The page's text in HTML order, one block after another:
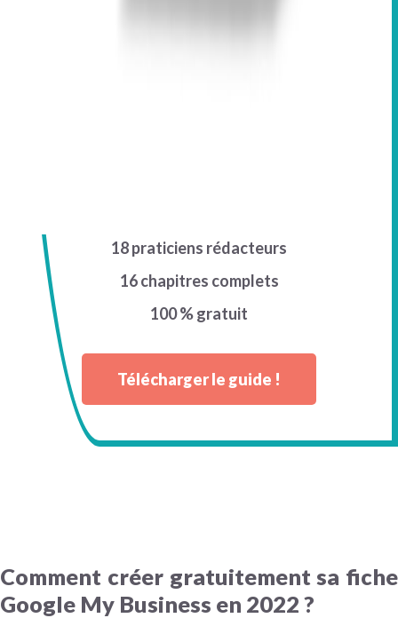
18 praticiens rédacteurs
16 chapitres complets
100 % gratuit
Télécharger le guide !
Comment créer gratuitement sa fiche
Google My Business en 2022 ?